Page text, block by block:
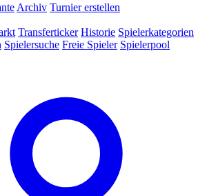
Archiv Turnier erstellen
Transferticker Historie Spielerkategorien
Spielersuche Freie Spieler Spielerpool